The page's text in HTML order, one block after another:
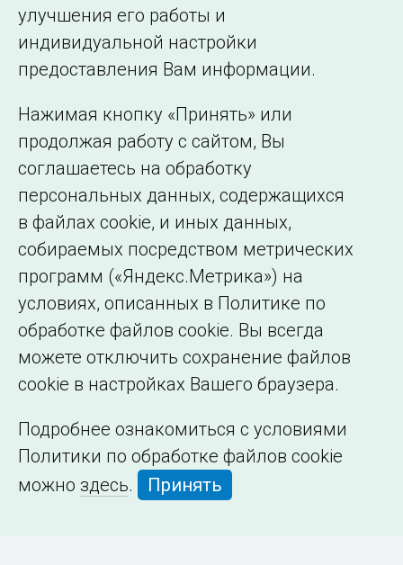
©2005–2026 АО «СО ЕЭС»
Филиалы и
представительства
образовательной
организации
улучшения его работы и
индивидуальной настройки
предоставления Вам информации.
Нажимая кнопку «Принять» или
продолжая работу с сайтом, Вы
соглашаетесь на обработку
персональных данных, содержащихся
в файлах cookie, и иных данных,
собираемых посредством метрических
программ («Яндекс.Метрика») на
условиях, описанных в Политике по
обработке файлов cookie. Вы всегда
можете отключить сохранение файлов
cookie в настройках Вашего браузера.
Подробнее ознакомиться с условиями
Политики по обработке файлов cookie
можно здесь. Принять